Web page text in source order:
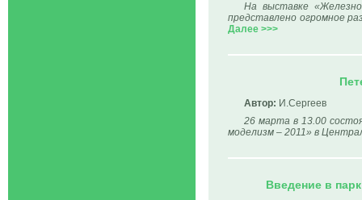
На выставке
представлено огромное
Далее >>>
Автор: И.Сергеев
26 марта в 13.00
моделизм – 2011» в
Введение в